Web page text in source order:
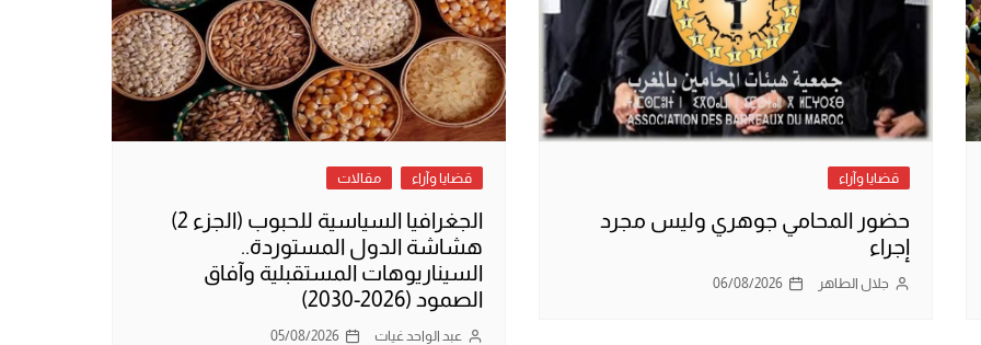
قضايا وآراء
حضور المحامي جوهري وليس مجرد
إجراء
جلال الطاهر 06/08/2026
قضايا وآراء مقالات
الجغرافيا السياسية للحبوب (الجزء 2)
هشاشة الدول المستوردة..
السيناريوهات المستقبلية وآفاق
الصمود (2026-2030)
عبد الواحد غيات 05/08/2026